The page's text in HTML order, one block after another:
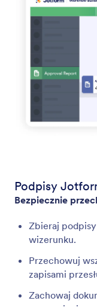
Podpisy
Bezpiecznie
Zbieraj
wizerunku.
Przechowuj
zapisami
Zachowaj